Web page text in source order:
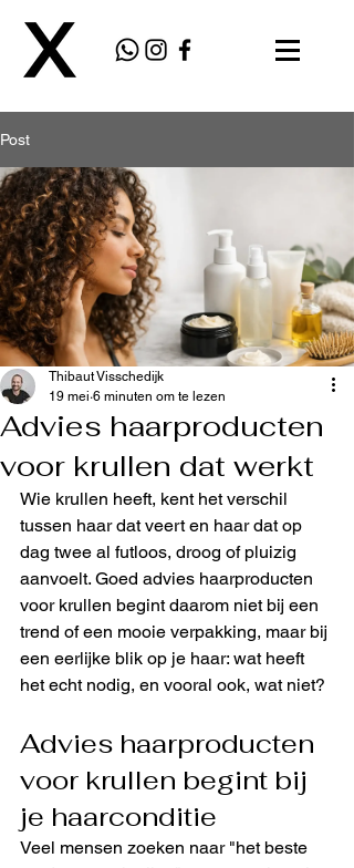
Post
Advies haarproducten
voor krullen dat werkt
Thibaut Visschedijk
19 mei 6 minuten om te lezen
Wie krullen heeft, kent het verschil
tussen haar dat veert en haar dat op
dag twee al futloos, droog of pluizig
aanvoelt. Goed advies haarproducten
voor krullen begint daarom niet bij een
trend of een mooie verpakking, maar bij
een eerlijke blik op je haar: wat heeft
het echt nodig, en vooral ook, wat niet?
Advies haarproducten
voor krullen begint bij
je haarconditie
Veel mensen zoeken naar "het beste